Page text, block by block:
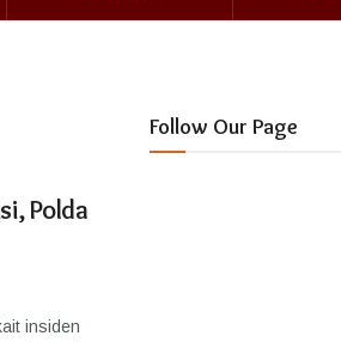
Polda
insiden
Follow Our Page